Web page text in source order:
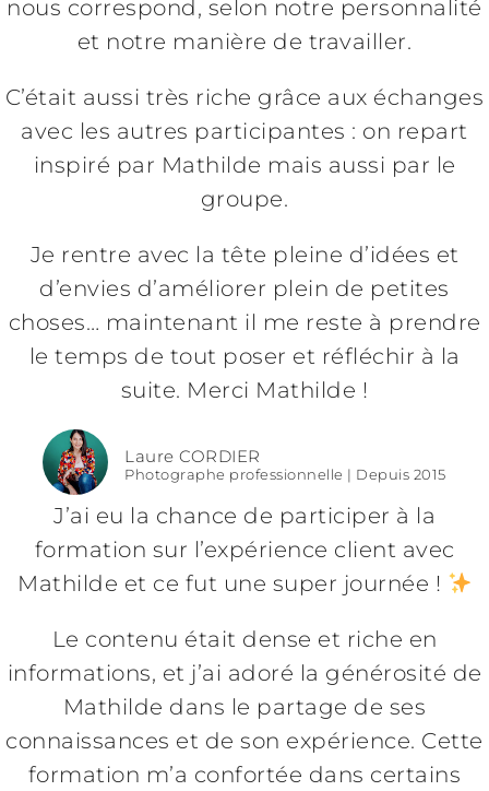
nous correspond, selon notre personnalité
et notre manière de travailler.
C’était aussi très riche grâce aux échanges
avec les autres participantes : on repart
inspiré par Mathilde mais aussi par le
groupe.
Je rentre avec la tête pleine d’idées et
d’envies d’améliorer plein de petites
choses… maintenant il me reste à prendre
le temps de tout poser et réfléchir à la
suite. Merci Mathilde !
Laure CORDIER
Photographe professionnelle | Depuis 2015
J’ai eu la chance de participer à la
formation sur l’expérience client avec
Mathilde et ce fut une super journée !
Le contenu était dense et riche en
informations, et j’ai adoré la générosité de
Mathilde dans le partage de ses
connaissances et de son expérience. Cette
formation m’a confortée dans certains